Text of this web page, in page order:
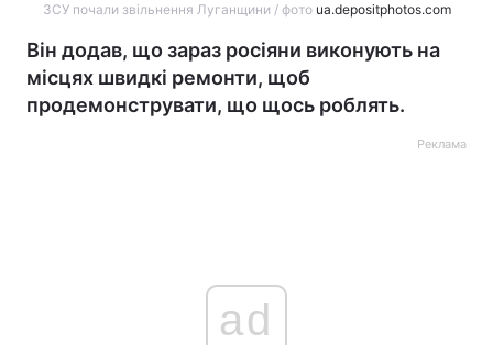
ЗСУ почали звільнення Луганщини / фото ua.depositphotos.com
Він додав, що зараз росіяни виконують на
місцях швидкі ремонти, щоб
продемонструвати, що щось роблять.
Реклама
ad